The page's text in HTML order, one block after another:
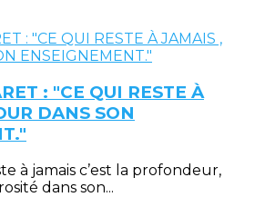
: "CE QUI RESTE À
DANS SON
à jamais c’est la profondeur,
dans son...